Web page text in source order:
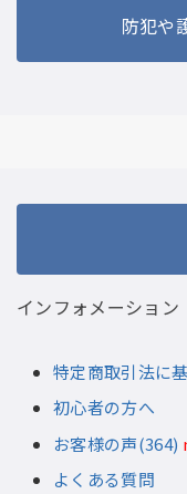
防犯や
インフォメーション
特定商取引法に
初心者の方へ
お客様の声(364)
よくある質問